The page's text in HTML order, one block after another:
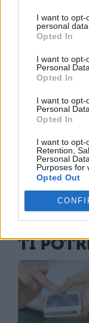
I want to opt-
personal data.
Opted In
I want to opt-
Personal Data.
Opted In
I want to opt-
Personal
Opted In
I want to opt-
Retention,
Personal
Purposes for
Opted Out
Tra le
clown in
nazionale
Bielorussia
culturali e
TI